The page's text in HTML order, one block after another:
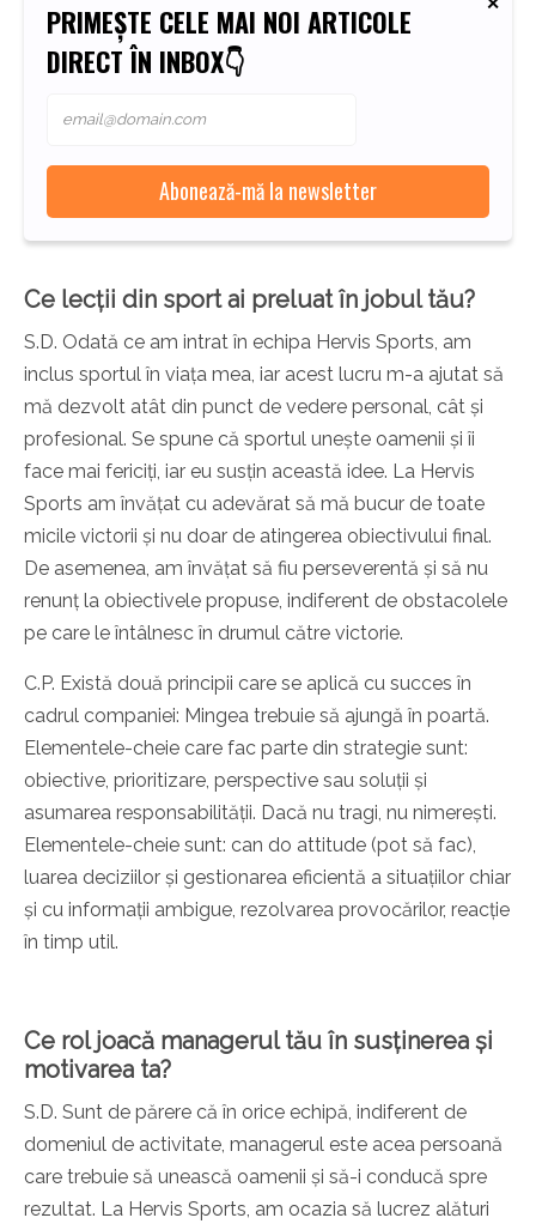
PRIMEȘTE CELE MAI NOI ARTICOLE
DIRECT ÎN INBOX👇
Ce lecții din sport ai preluat în jobul tău?
S.D. Odată ce am intrat în echipa Hervis Sports, am
inclus sportul în viața mea, iar acest lucru m-a ajutat să
mă dezvolt atât din punct de vedere personal, cât și
profesional. Se spune că sportul unește oamenii și îi
face mai fericiți, iar eu susțin această idee. La Hervis
Sports am învățat cu adevărat să mă bucur de toate
micile victorii și nu doar de atingerea obiectivului final.
De asemenea, am învățat să fiu perseverentă și să nu
renunț la obiectivele propuse, indiferent de obstacolele
pe care le întâlnesc în drumul către victorie.
C.P. Există două principii care se aplică cu succes în
cadrul companiei: Mingea trebuie să ajungă în poartă.
Elementele-cheie care fac parte din strategie sunt:
obiective, prioritizare, perspective sau soluții și
asumarea responsabilității. Dacă nu tragi, nu nimerești.
Elementele-cheie sunt: can do attitude (pot să fac),
luarea deciziilor și gestionarea eficientă a situațiilor chiar
și cu informații ambigue, rezolvarea provocărilor, reacție
în timp util.
Ce rol joacă managerul tău în susținerea și
motivarea ta?
S.D. Sunt de părere că în orice echipă, indiferent de
domeniul de activitate, managerul este acea persoană
care trebuie să unească oamenii și să-i conducă spre
rezultat. La Hervis Sports, am ocazia să lucrez alături